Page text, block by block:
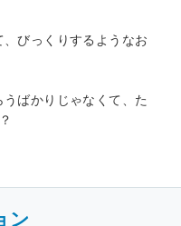
びっくりするようなお
ばかりじゃなくて、た
ン